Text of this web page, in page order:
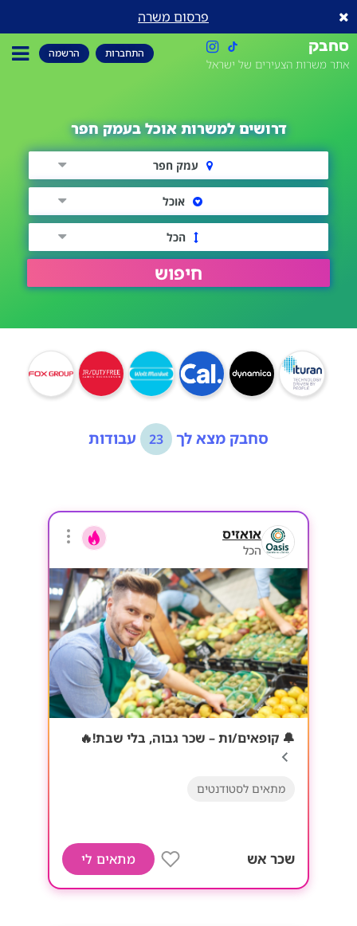
פרסום משרה
סחבק
אתר משרות הצעירים של ישראל
התחברות הרשמה
דרושים למשרות אוכל בעמק חפר
עמק חפר
אוכל
הכל
חיפוש
סחבק מצא לך 23 עבודות
אואזיס
הכל
🔔 קופאים/ות – שכר גבוה, בלי שבת!🔥
מתאים לסטודנטים
שכר אש מתאים לי